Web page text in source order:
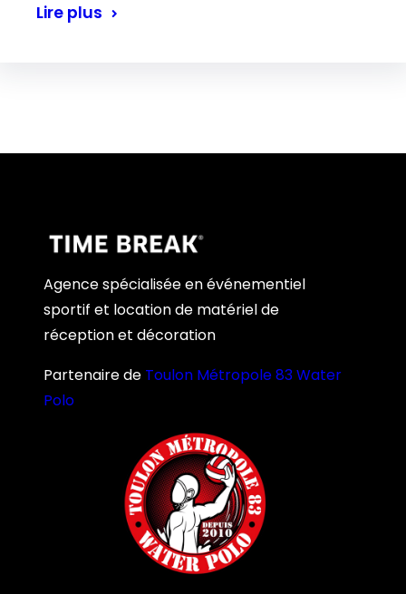
Lire plus
Agence spécialisée en événementiel
sportif et location de matériel de
réception et décoration
Partenaire de Toulon Métropole 83 Water
Polo